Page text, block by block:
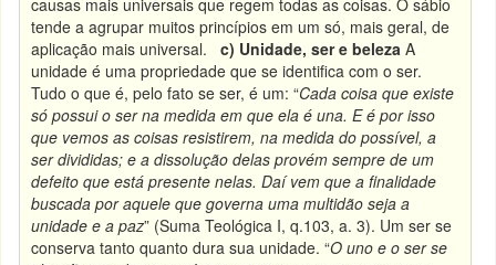
causas mais universais que regem todas as coisas. O sábio
tende a agrupar muitos princípios em um só, mais geral, de
aplicação mais universal.c) Unidade, ser e beleza A
unidade é uma propriedade que se identifica com o ser.
Tudo o que é, pelo fato se ser, é um: “Cada coisa que existe
só possui o ser na medida em que ela é una. E é por isso
que vemos as coisas resistirem, na medida do possível, a
ser divididas; e a dissolução delas provém sempre de um
defeito que está presente nelas. Daí vem que a finalidade
buscada por aquele que governa uma multidão seja a
unidade e a paz” (Suma Teológica I, q.103, a. 3). Um ser se
conserva tanto quanto dura sua unidade. “O uno e o ser se